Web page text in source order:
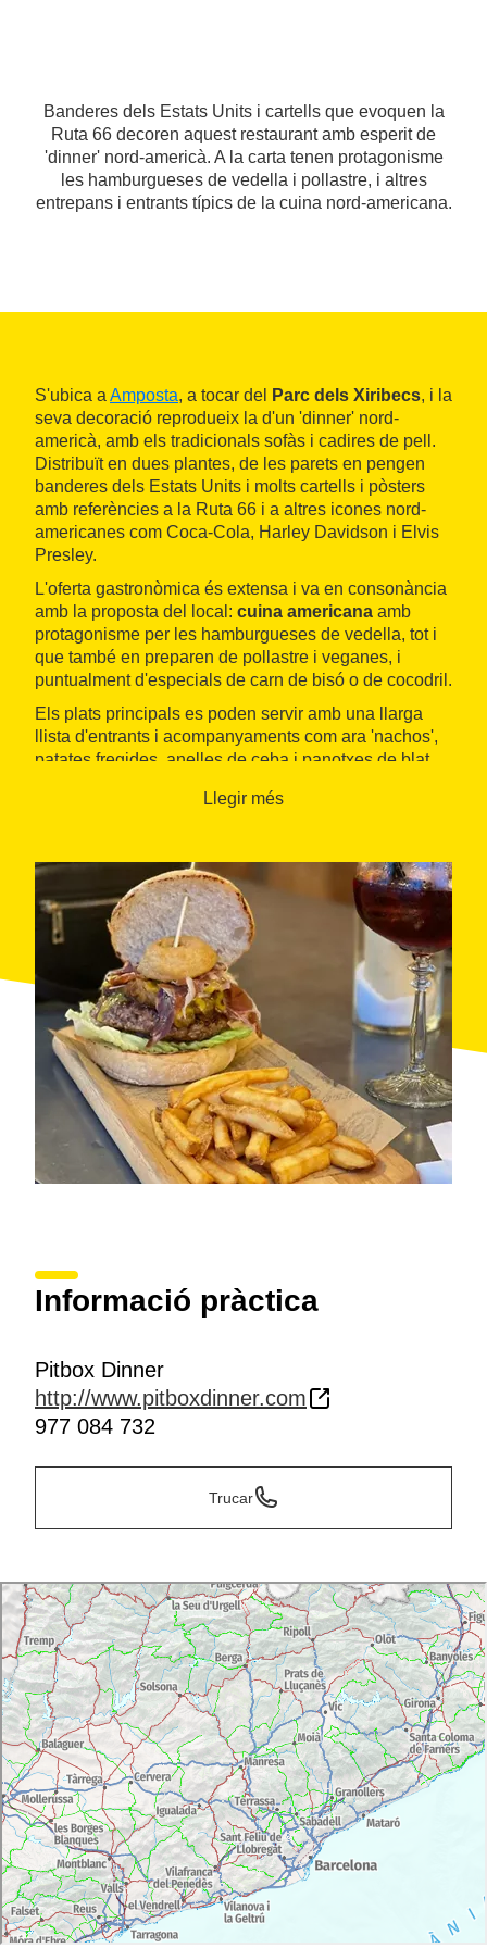
Banderes dels Estats Units i cartells que evoquen la
Ruta 66 decoren aquest restaurant amb esperit de
'dinner' nord-americà. A la carta tenen protagonisme
les hamburgueses de vedella i pollastre, i altres
entrepans i entrants típics de la cuina nord-americana.
S'ubica a Amposta, a tocar del Parc dels Xiribecs, i la
seva decoració reprodueix la d'un 'dinner' nord-
americà, amb els tradicionals sofàs i cadires de pell.
Distribuït en dues plantes, de les parets en pengen
banderes dels Estats Units i molts cartells i pòsters
amb referències a la Ruta 66 i a altres icones nord-
americanes com Coca-Cola, Harley Davidson i Elvis
Presley.
L'oferta gastronòmica és extensa i va en consonància
amb la proposta del local: cuina americana amb
protagonisme per les hamburgueses de vedella, tot i
que també en preparen de pollastre i veganes, i
puntualment d'especials de carn de bisó o de cocodril.
Els plats principals es poden servir amb una llarga
llista d'entrants i acompanyaments com ara 'nachos',
patates fregides, anelles de ceba i panotxes de blat
sandvitxos, 'fajitas' i altres entrepans típics dels Estats
Llegir més
Informació pràctica
Pitbox Dinner
http://www.pitboxdinner.com
977 084 732
Trucar